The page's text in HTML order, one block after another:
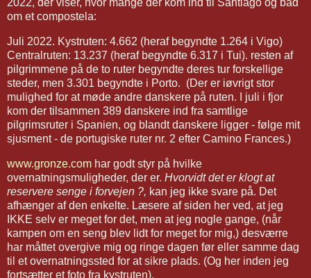
2022, der viser, hvor mange der kom ind til Santiago og bad
om et compostela:
Juli 2022. Kystruten: 4.662 (heraf begyndte 1.264 i Vigo)
Centralruten: 13.237 (heraf begyndte 6.317 i Tui). resten af
pilgrimmene på de to ruter begyndte deres tur forskellige
steder, men 3.301 begyndte i Porto. (Der er iøvrigt stor
mulighed for at møde andre danskere på ruten. I juli i fjor
kom der tilsammen 389 danskere ind fra samtlige
pilgrimsruter i Spanien, og blandt danskere ligger - følge mit
sjusment - de portugiske ruter nr. 2 efter Camino Frances.)
www.gronze.com har godt styr på hvilke
overnatningsmuligheder, der er. Hvorvidt det er klogt at
reservere senge i forvejen ?, kan jeg ikke svare på. Det
afhænger af den enkelte. Læsere af siden her ved, at jeg
IKKE selv er meget for det, men at jeg nogle gange, (når
kampen om en seng blev lidt for meget for mig,) desværre
har måttet overgive mig og ringe dagen før eller samme dag
til et overnatningssted for at sikre plads. (Og her inden jeg
fortsætter et foto fra kystruten).